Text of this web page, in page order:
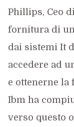
Phillips, Ceo
fornitura di
dai sistemi It
accedere ad
e ottenerne la
Ibm ha
verso questo